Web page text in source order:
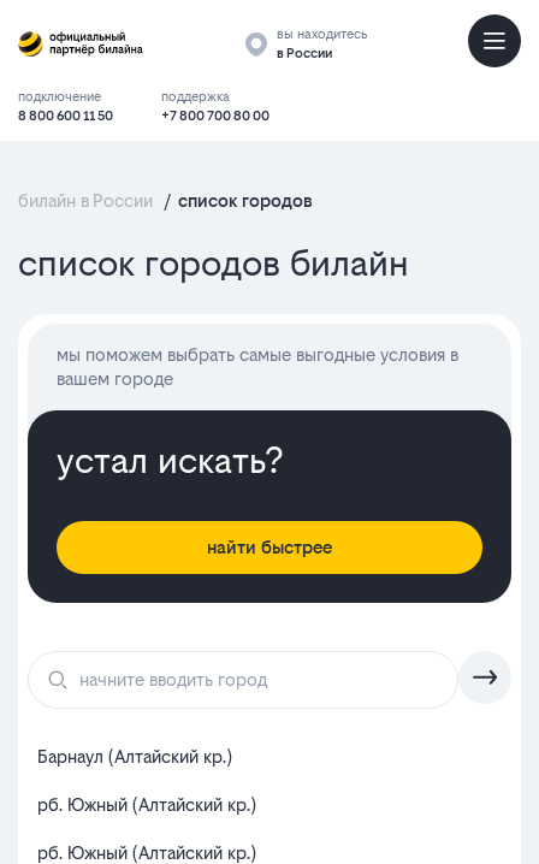
вы находитесь
в России
подключение
8 800 600 11 50
поддержка
+7 800 700 80 00
билайн в России / список городов
список городов билайн
мы поможем выбрать самые выгодные условия в
вашем городе
устал искать?
найти быстрее
Барнаул (Алтайский кр.)
рб. Южный (Алтайский кр.)
рб. Южный (Алтайский кр.)
список